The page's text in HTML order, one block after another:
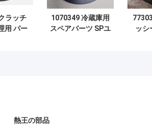
ラッチ
用 パー
1070349 冷蔵庫用
スペアパーツ SPユ
ッシ
熱王の部品